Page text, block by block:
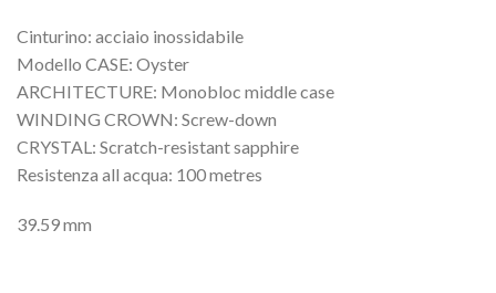
Cinturino: acciaio inossidabile
Modello CASE: Oyster
ARCHITECTURE: Monobloc middle case
WINDING CROWN: Screw-down
CRYSTAL: Scratch-resistant sapphire
Resistenza all acqua: 100 metres
39.59 mm